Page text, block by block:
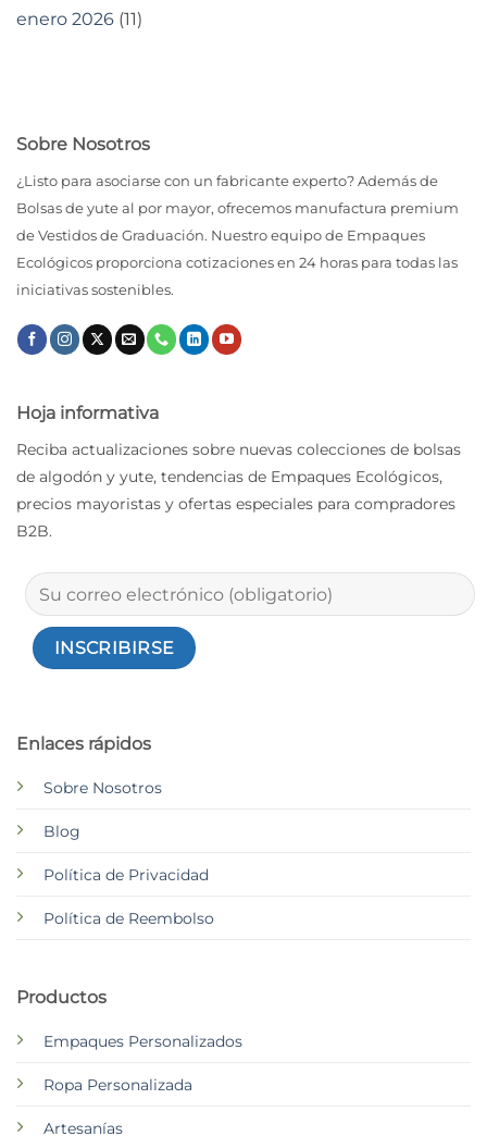
enero 2026 (11)
Sobre Nosotros
¿Listo para asociarse con un fabricante experto? Además de
Bolsas de yute al por mayor, ofrecemos manufactura premium
de Vestidos de Graduación. Nuestro equipo de Empaques
Ecológicos proporciona cotizaciones en 24 horas para todas las
iniciativas sostenibles.
Enlaces rápidos
Sobre Nosotros
Blog
Política de Privacidad
Política de Reembolso
Productos
Empaques Personalizados
Ropa Personalizada
Artesanías
Hoja informativa
Reciba actualizaciones sobre nuevas colecciones de bolsas
de algodón y yute, tendencias de Empaques Ecológicos,
precios mayoristas y ofertas especiales para compradores
B2B.